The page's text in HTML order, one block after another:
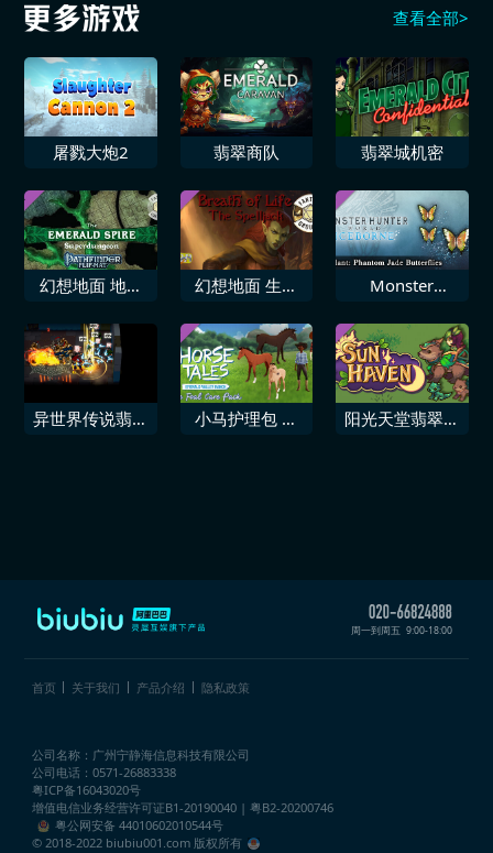
查看全部>
屠戮大炮2 翡翠商队 翡翠城机密
幻想地面 地理
戏 翡翠尖塔超
级地牢翻转垫多
包
幻想地面 生命
者
Monster
Iceborne 追加
饰物「幻想蝴蝶
·翡翠」
异世界传说翡翠
小马护理包 马
阳光天堂翡翠优
周一到周五 9:00-18:00
首页 关于我们 产品介绍 隐私政策
公司名称：广州宁静海信息科技有限公司
公司电话：0571-26883338
粤ICP备16043020号
增值电信业务经营许可证B1-20190040 | 粤B2-20200746
粤公网安备 44010602010544号
© 2018-2022 biubiu001.com 版权所有